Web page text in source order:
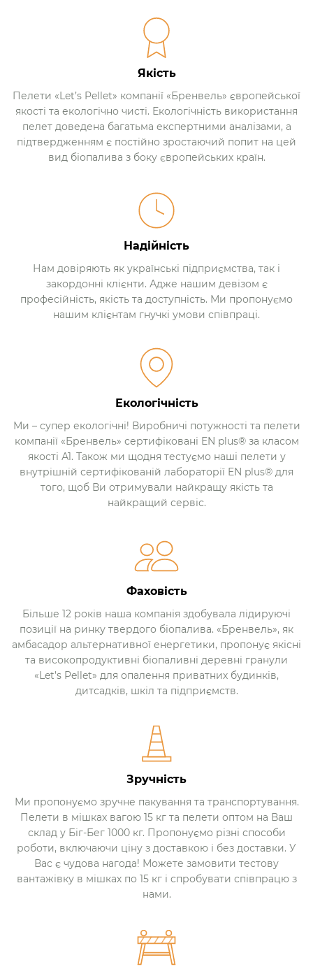
Якість
Пелети «Let’s Pellet» компанії «Бренвель» європейської
якості та екологічно чисті. Екологічність використання
пелет доведена багатьма експертними аналізами, а
підтвердженням є постійно зростаючий попит на цей
вид біопалива з боку європейських країн.
Надійність
Нам довіряють як українські підприємства, так і
закордонні клієнти. Адже нашим девізом є
професійність, якість та доступність. Ми пропонуємо
нашим клієнтам гнучкі умови співпраці.
Екологічність
Ми – супер екологічні! Виробничі потужності та пелети
компанії «Бренвель» сертифіковані EN plus® за класом
якості А1. Також ми щодня тестуємо наші пелети у
внутрішній сертифікованій лабораторії EN plus® для
того, щоб Ви отримували найкращу якість та
найкращий сервіс.
Фаховість
Більше 12 років наша компанія здобувала лідируючі
позиції на ринку твердого біопалива. «Бренвель», як
амбасадор альтернативної енергетики, пропонує якісні
та високопродуктивні біопаливні деревні гранули
«Let’s Pellet» для опалення приватних будинків,
дитсадків, шкіл та підприємств.
Зручність
Ми пропонуємо зручне пакування та транспортування.
Пелети в мішках вагою 15 кг та пелети оптом на Ваш
склад у Біг-Бег 1000 кг. Пропонуємо різні способи
роботи, включаючи ціну з доставкою і без доставки. У
Вас є чудова нагода! Можете замовити тестову
вантажівку в мішках по 15 кг і спробувати співпрацю з
нами.